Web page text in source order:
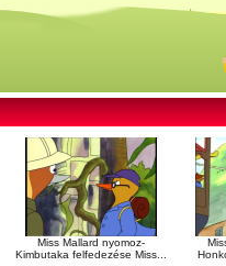
Miss Mallard nyomoz-
Kimbutaka felfedezése Miss...